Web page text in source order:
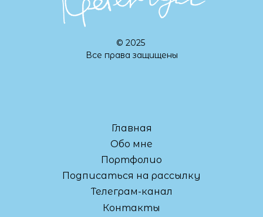
© 2025
Все права защищены
Главная
Обо мне
Портфолио
Подписаться на рассылку
Телеграм-канал
Контакты